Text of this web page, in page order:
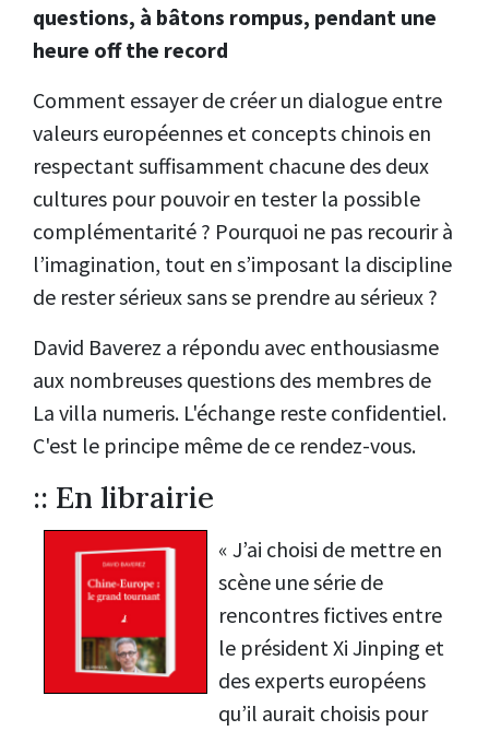
questions, à bâtons rompus, pendant une
heure off the record
Comment essayer de créer un dialogue entre
valeurs européennes et concepts chinois en
respectant suffisamment chacune des deux
cultures pour pouvoir en tester la possible
complémentarité ? Pourquoi ne pas recourir à
l’imagination, tout en s’imposant la discipline
de rester sérieux sans se prendre au sérieux ?
David Baverez a répondu avec enthousiasme
aux nombreuses questions des membres de
La villa numeris. L'échange reste confidentiel.
C'est le principe même de ce rendez-vous.
:: En librairie
« J’ai choisi de mettre en
scène une série de
rencontres fictives entre
le président Xi Jinping et
des experts européens
qu’il aurait choisis pour